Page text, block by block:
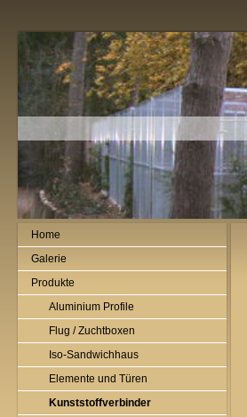
Home
Galerie
Produkte
Aluminium Profile
Flug / Zuchtboxen
Iso-Sandwichhaus
Elemente und Türen
Kunststoffverbinder